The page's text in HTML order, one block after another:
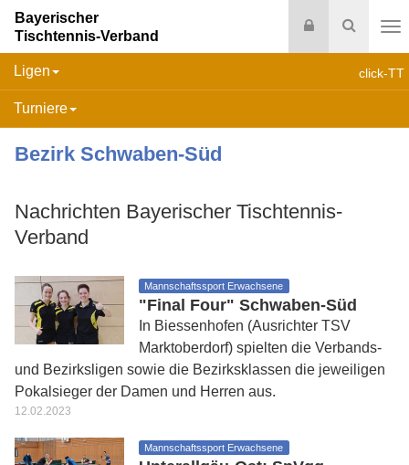
Suche
Login
Bayerischer
Tischtennis-Verband
click-TT
Ligen
Turniere
Bezirk Schwaben-Süd
Nachrichten Bayerischer Tischtennis-
Verband
Mannschaftssport Erwachsene
"Final Four" Schwaben-Süd
In Biessenhofen (Ausrichter TSV
Marktoberdorf) spielten die Verbands-
und Bezirksligen sowie die Bezirksklassen die jeweiligen
Pokalsieger der Damen und Herren aus.
12.02.2023
Mannschaftssport Erwachsene